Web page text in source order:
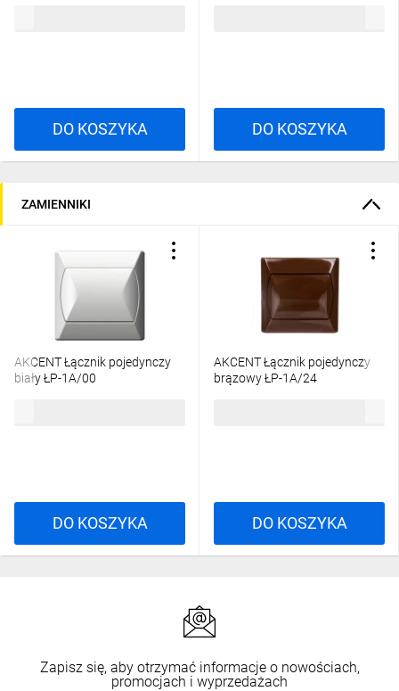
DO KOSZYKA DO KOSZYKA
ZAMIENNIKI
AKCENT Łącznik pojedynczy
biały ŁP-1A/00
DO KOSZYKA
AKCENT Łącznik pojedynczy
brązowy ŁP-1A/24
DO KOSZYKA
Zapisz się, aby otrzymać informacje o nowościach,
promocjach i wyprzedażach